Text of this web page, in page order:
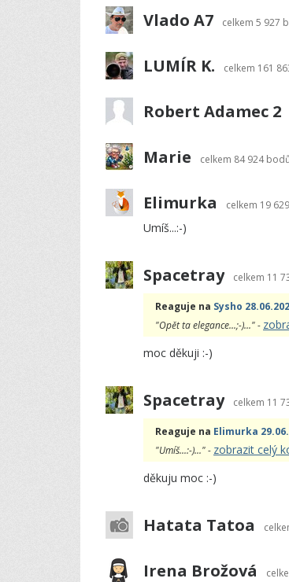
Vlado A7 celkem 5 927
LUMÍR K. celkem 161
Robert Adamec 2
Marie celkem 84 924
Elimurka celkem 19
Umíš...:-)
Spacetray celkem 11
Reaguje na Sysho
"Opět ta elegance...;-)..." -
moc děkuji :-)
Spacetray celkem 11
Reaguje na Elimurka
"Umíš...:-)..." - zobrazit celý
děkuju moc :-)
Hatata Tatoa
Irena Brožová